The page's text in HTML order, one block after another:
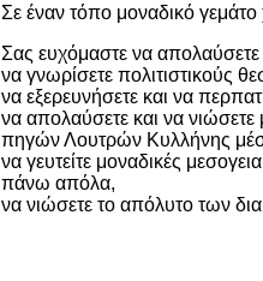
Σε έναν τόπο μοναδικό γεμάτο
Σας ευχόμαστε να
να γνωρίσετε πολιτιστικούς
να εξερευνήσετε και να
να απολαύσετε και να νιώσετε
πηγών Λουτρών Κυλλήνης
να γευτείτε μοναδικές
πάνω απόλα,
να νιώσετε το απόλυτο των